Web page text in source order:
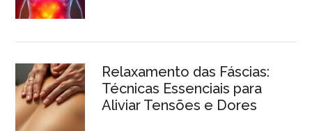
Relaxamento das Fáscias:
Técnicas Essenciais para
Aliviar Tensões e Dores